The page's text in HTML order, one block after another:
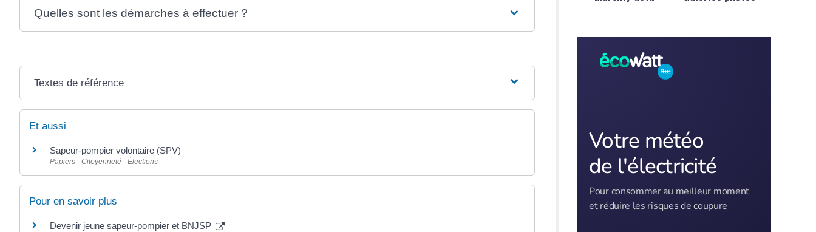
Quelles sont les démarches à effectuer ?
Textes de référence
Et aussi
Sapeur-pompier volontaire (SPV)
Papiers - Citoyenneté - Élections
Pour en savoir plus
Devenir jeune sapeur-pompier et BNJSP